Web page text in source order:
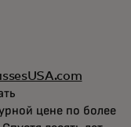
цене по более